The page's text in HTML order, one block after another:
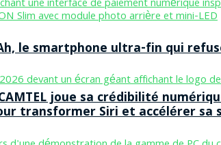
joue sa crédibilité
le smartphone ultra-fin qui
transformer Siri et accélérer